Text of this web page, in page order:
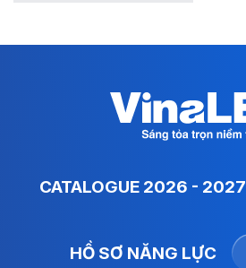
CATALOGUE 2026 - 2027
HỒ SƠ NĂNG LỰC